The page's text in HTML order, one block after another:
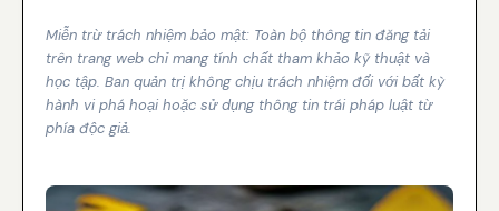
Miễn trừ trách nhiệm bảo mật: Toàn bộ thông tin đăng tải
trên trang web chỉ mang tính chất tham khảo kỹ thuật và
học tập. Ban quản trị không chịu trách nhiệm đối với bất kỳ
hành vi phá hoại hoặc sử dụng thông tin trái pháp luật từ
phía độc giả.